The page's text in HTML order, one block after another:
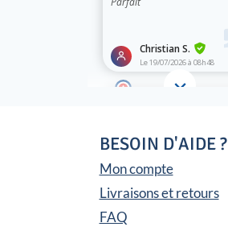
BESOIN D'AIDE ?
Mon compte
Livraisons et retours
FAQ